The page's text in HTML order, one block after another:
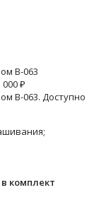
B-063
₽
B-063. Доступно
комплект